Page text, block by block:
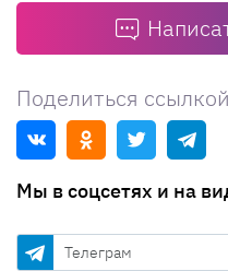
Поделиться ссылкой
Мы в соцсетях и на
Телеграм